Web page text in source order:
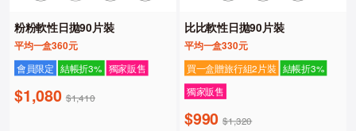
粉粉軟性日拋90片裝
平均一盒360元
會員限定 結帳折3% 獨家販售
$1,080 $1,410
比比軟性日拋90片裝
平均一盒330元
買一盒贈旅行組2片裝 結帳折3%
獨家販售
$990 $1,320